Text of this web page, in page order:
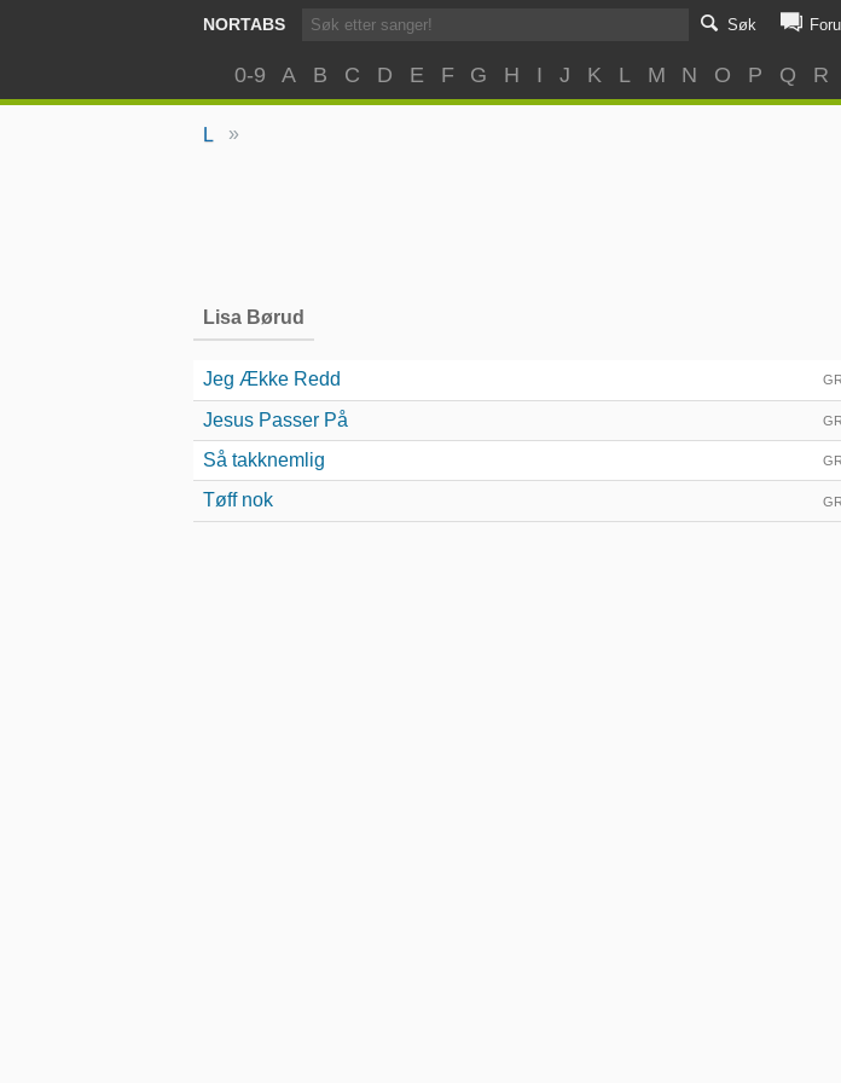
NORTABS Søk
0-9 A B C D E F G H I J K L M N O P Q R
L »
Lisa Børud
Jeg Ække Redd
Jesus Passer På
Så takknemlig
Tøff nok